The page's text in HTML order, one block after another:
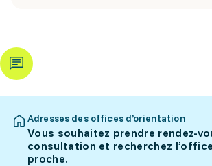
Adresses des offices d’orientation
Vous souhaitez prendre rendez-
consultation et recherchez
proche.